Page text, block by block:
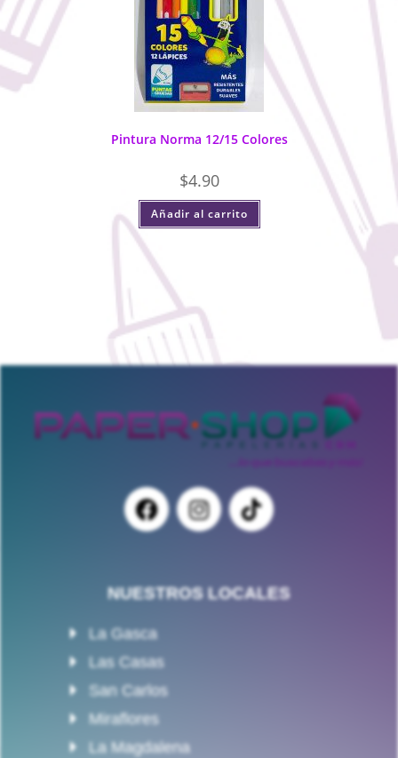
Pintura Norma 12/15 Colores
$4.90
Añadir al carrito
NUESTROS LOCALES
La Gasca
Las Casas
San Carlos
Miraflores
La Magdalena